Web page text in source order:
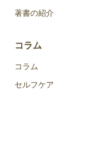
著書の紹介
コラム
コラム
セルフケア